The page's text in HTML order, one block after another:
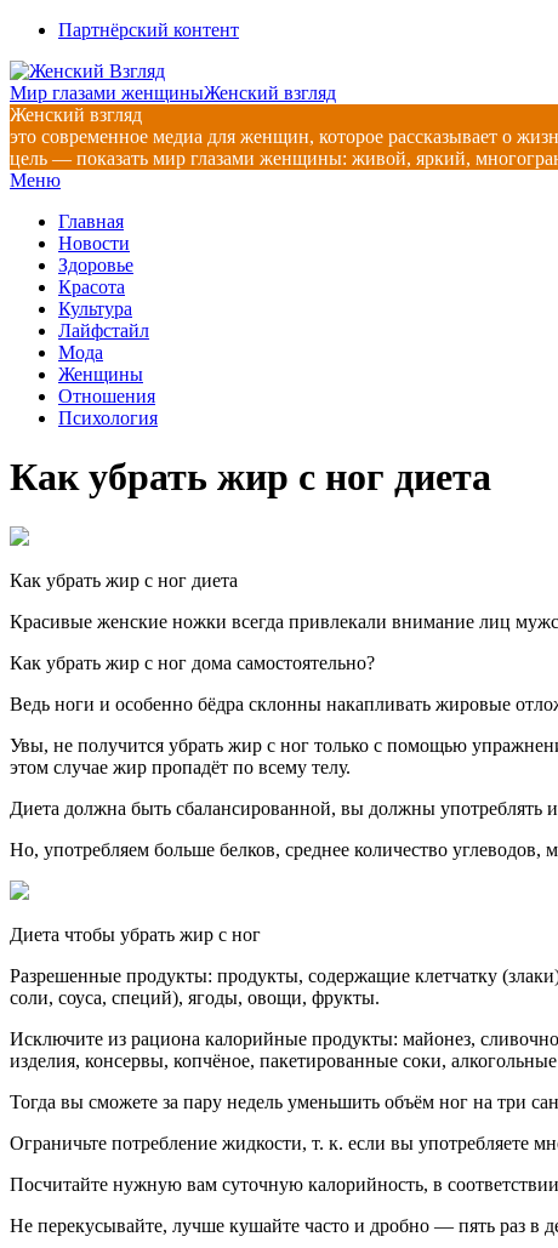
Перейти
содержимому
Партнёрский контент
Мир глазами женщиныЖенский взгляд
Женский взгляд
это современное медиа для женщин, которое рассказывает о
цель — показать мир глазами женщины: живой, яркий,
Главное
меню
Меню
Главная
Новости
Здоровье
Красота
Культура
Лайфстайл
Мода
Женщины
Отношения
Психология
Как убрать жир с ног диета
Как убрать жир с ног диета
Красивые женские ножки всегда привлекали внимание лиц
Как убрать жир с ног дома самостоятельно?
Ведь ноги и особенно бёдра склонны накапливать жировые
Увы, не получится убрать жир с ног только с помощью
этом случае жир пропадёт по всему телу.
Диета должна быть сбалансированной, вы должны употреблять
Но, употребляем больше белков, среднее количество
Диета чтобы убрать жир с ног
Разрешенные продукты: продукты, содержащие клетчатку
соли, соуса, специй), ягоды, овощи, фрукты.
Исключите из рациона калорийные продукты: майонез,
изделия, консервы, копчёное, пакетированные соки,
Тогда вы сможете за пару недель уменьшить объём ног на три
Ограничьте потребление жидкости, т. к. если вы употребляете
Посчитайте нужную вам суточную калорийность, в
Не перекусывайте, лучше кушайте часто и дробно — пять раз в